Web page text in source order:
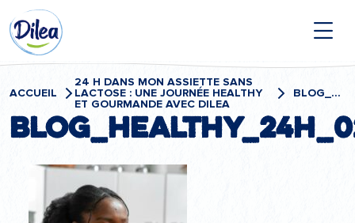
Passer
au
contenu
Dilea
Zero
Lactose
ACCUEIL
24 H DANS MON ASSIETTE SANS
LACTOSE : UNE JOURNÉE HEALTHY
ET GOURMANDE AVEC DILEA
BLOG_HEALTHY_24H_02